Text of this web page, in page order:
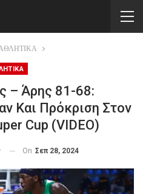
– Άρης 81-68:
Και Πρόκριση Στον
Cup (VIDEO)
On Σεπ 28, 2024